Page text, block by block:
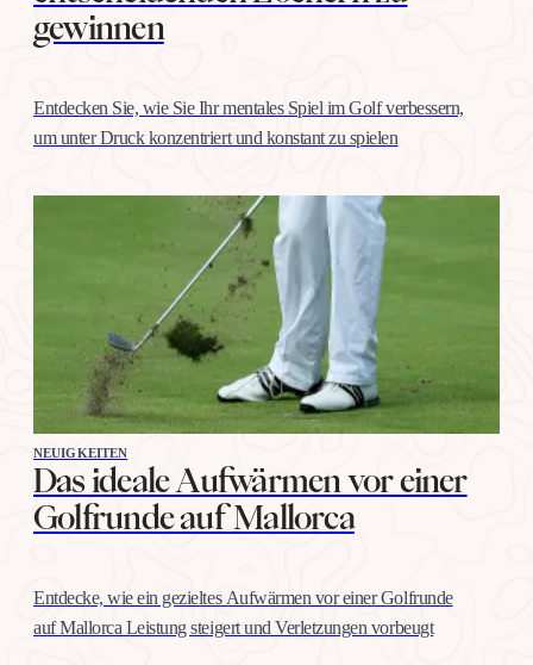
gewinnen
Entdecken Sie, wie Sie Ihr mentales Spiel im Golf verbessern,
um unter Druck konzentriert und konstant zu spielen
NEUIGKEITEN
Das ideale Aufwärmen vor einer
Golfrunde auf Mallorca
Entdecke, wie ein gezieltes Aufwärmen vor einer Golfrunde
auf Mallorca Leistung steigert und Verletzungen vorbeugt